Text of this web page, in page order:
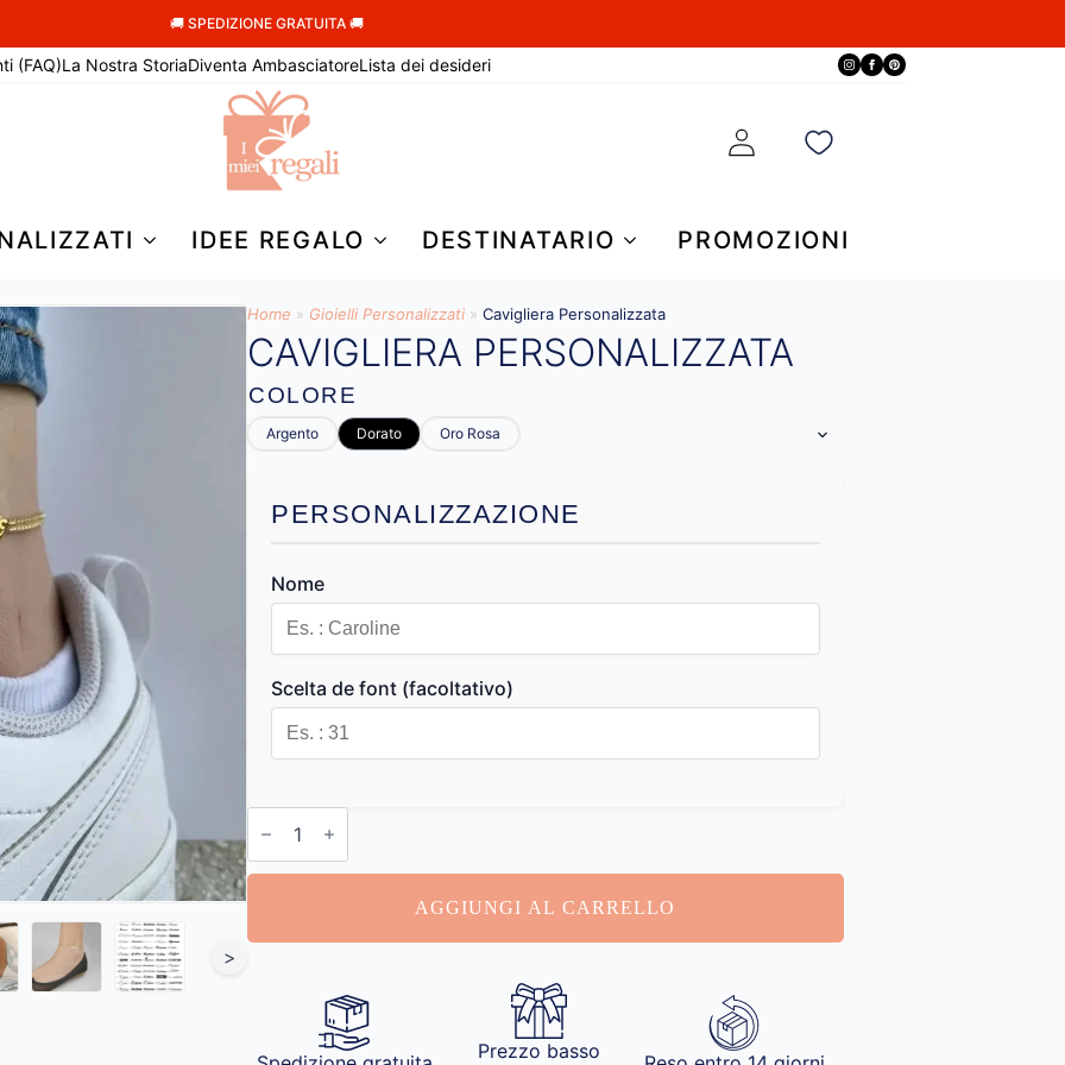
🚚 SPEDIZIONE GRATUITA 🚚
(FAQ)La Nostra StoriaDiventa AmbasciatoreLista dei desideri
IDEE REGALO DESTINATARIO PROMOZIONI
>
Home » Gioielli Personalizzati » Cavigliera Personalizzata
CAVIGLIERA PERSONALIZZATA
COLORE
Argento Dorato Oro Rosa
PERSONALIZZAZIONE
Nome
Scelta de font (facoltativo)
Cavigliera
Personalizzata
AGGIUNGI AL CARRELLO
Prezzo basso